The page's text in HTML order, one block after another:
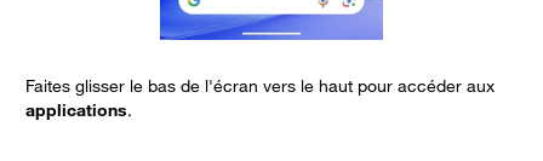
Faites glisser le bas de l'écran vers le haut pour accéder aux
applications.